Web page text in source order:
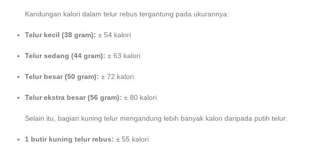
Kandungan kalori dalam telur rebus tergantung pada ukurannya:
Telur kecil (38 gram): ± 54 kalori
Telur sedang (44 gram): ± 63 kalori
Telur besar (50 gram): ± 72 kalori
Telur ekstra besar (56 gram): ± 80 kalori
Selain itu, bagian kuning telur mengandung lebih banyak kalori daripada putih telur:
1 butir kuning telur rebus: ± 55 kalori